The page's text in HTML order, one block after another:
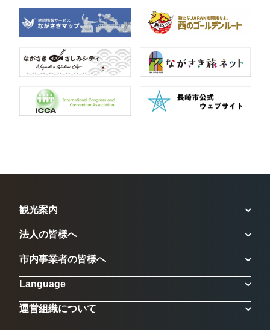
観光案内
法人の皆様へ
市内事業者の皆様へ
Language
運営組織について